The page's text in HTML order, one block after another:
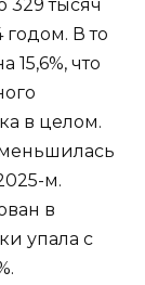
329 тысяч
В то
что
в целом.
м.
в
упала с